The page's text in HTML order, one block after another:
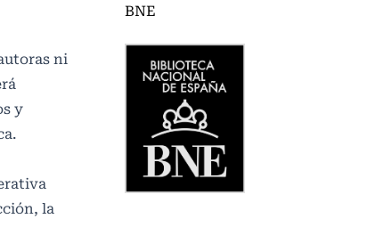
ni
y
la
BNE